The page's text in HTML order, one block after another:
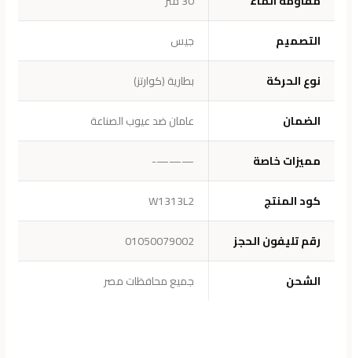
التصميم
جيس
نوع الحركة
بطارية (كوارتز)
الضمان
عامان ضد عيوب الصناعة
مميزات خاصة
———-
كود المنتج
W1313L2
رقم تليفون الحجز
01050079002
الشحن
جميع محافظات مصر